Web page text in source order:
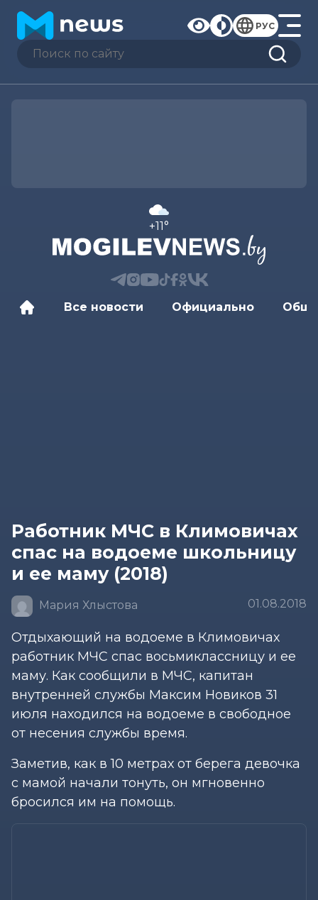
РУС
+11°
Все новости Официально
Работник МЧС в Климовичах
спас на водоеме школьницу
и ее маму (2018)
Мария Хлыстова 01.08.2018
Отдыхающий на водоеме в Климовичах
работник МЧС спас восьмиклассницу и ее
маму. Как сообщили в МЧС, капитан
внутренней службы Максим Новиков 31
июля находился на водоеме в свободное
от несения службы время.
Заметив, как в 10 метрах от берега девочка
с мамой начали тонуть, он мгновенно
бросился им на помощь.